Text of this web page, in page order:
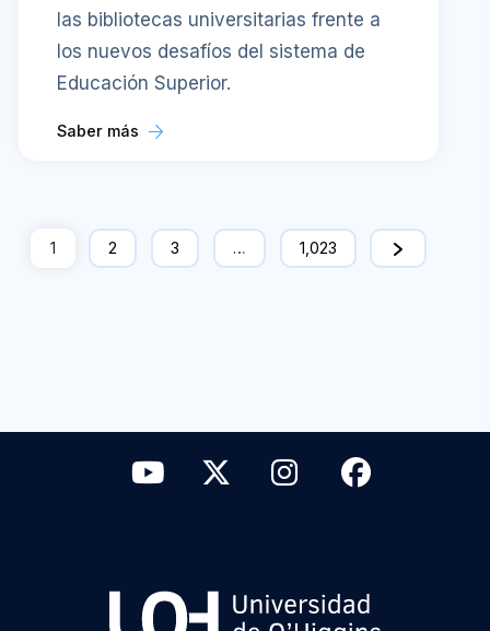
las bibliotecas universitarias frente a
los nuevos desafíos del sistema de
Educación Superior.
Saber más
1 2 3 … 1,023